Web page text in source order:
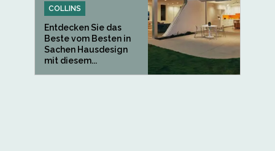
COLLINS
Entdecken Sie das
Beste vom Besten in
Sachen Hausdesign
mit diesem...